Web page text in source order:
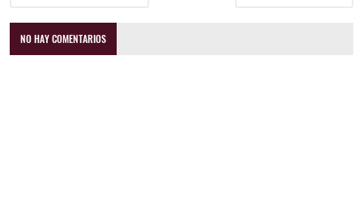
NO HAY COMENTARIOS